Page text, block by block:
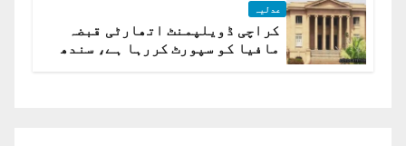
عدلیہ
کراچی ڈویلپمنٹ اتھارٹی قبضہ
مافیا کو سپورٹ کررہا ہے، سندھ